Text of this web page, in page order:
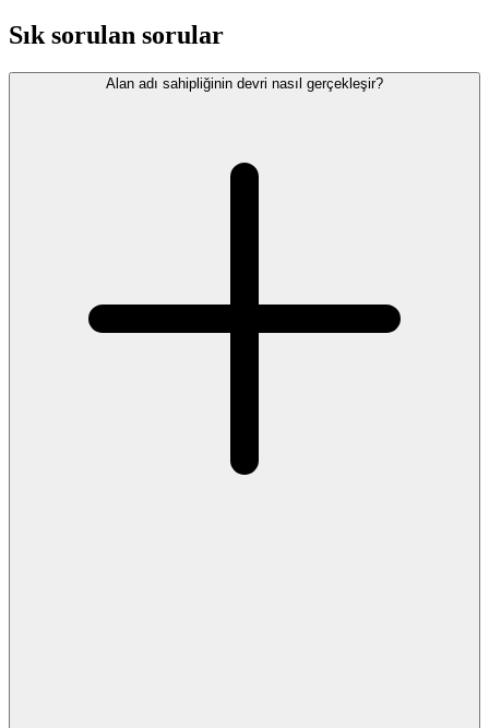
Sık sorulan sorular
Alan adı sahipliğinin devri nasıl gerçekleşir?